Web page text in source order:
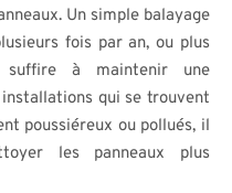
Un simple balayage
fois par an, ou plus
suffire à maintenir une
qui se trouvent
poussiéreux ou pollués, il
les panneaux plus